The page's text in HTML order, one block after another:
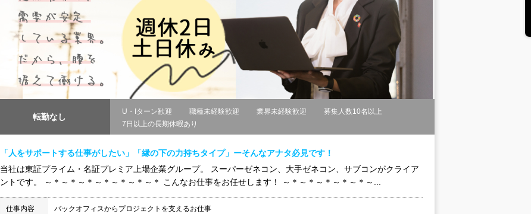
転勤なし
U・Iターン歓迎 職種未経験歓迎 業界未経験歓迎
募集人数10名以上
7日以上の長期休暇あり
「人をサポートする仕事がしたい」「縁の下の力持ちタイプ」ーそんなアナタ必見です！
当社は東証プライム・名証プレミア上場企業グループ。 スーパーゼネコン、大手ゼネコン、サブコンがクライア
ントです。 ～＊～＊～＊～＊～＊～＊～＊ こんなお仕事をお任せします！ ～＊～＊～＊～＊～＊～...
仕事内容 バックオフィスからプロジェクトを支えるお仕事